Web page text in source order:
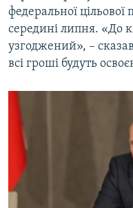
федеральної
середині липня. «До
узгоджений», –
всі гроші будуть